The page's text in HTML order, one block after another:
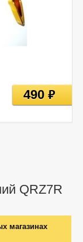
QRZ7R
магазинах
490руб